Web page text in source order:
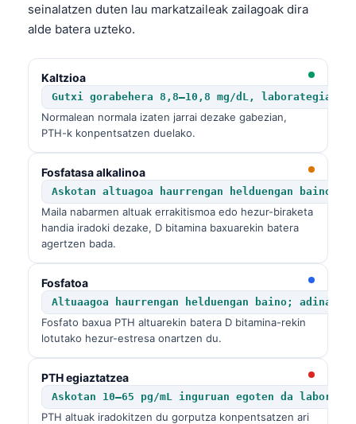
seinalatzen duten lau markatzaileak zailagoak dira
alde batera uzteko.
Kaltzioa
Gutxi gorabehera 8,8–10,8 mg/dL, laborategiaren
Normalean normala izaten jarrai dezake gabezian,
PTH-k konpentsatzen duelako.
Fosfatasa alkalinoa
Askotan altuagoa haurrengan helduengan baino
Maila nabarmen altuak errakitismoa edo hezur-biraketa
handia iradoki dezake, D bitamina baxuarekin batera
agertzen bada.
Fosfatoa
Altuaagoa haurrengan helduengan baino; adinari
Fosfato baxua PTH altuarekin batera D bitamina-rekin
lotutako hezur-estresa onartzen du.
PTH egiaztatzea
Askotan 10–65 pg/mL inguruan egoten da
PTH altuak iradokitzen du gorputza konpentsatzen ari
Occitan
العربية المغربية
Afrikaans
Монгол
ພາສາລາວ
Basa Jawa
Cebuano
ئۇيغۇرچە
Кыргызча
Беларуская мова
Esperanto
Frysk
Ślōnskŏ gŏdka
Norsk bokmål